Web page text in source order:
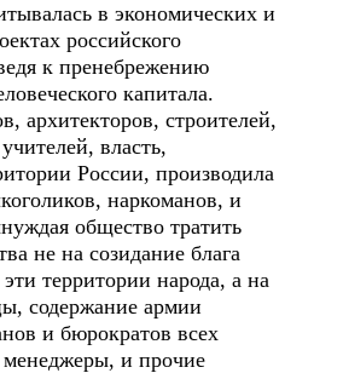
в экономических и
российского
к пренебрежению
капитала.
архитекторов, строителей,
власть,
России, производила
наркоманов, и
общество тратить
не на созидание блага
территории народа, а на
содержание армии
и бюрократов всех
и прочие